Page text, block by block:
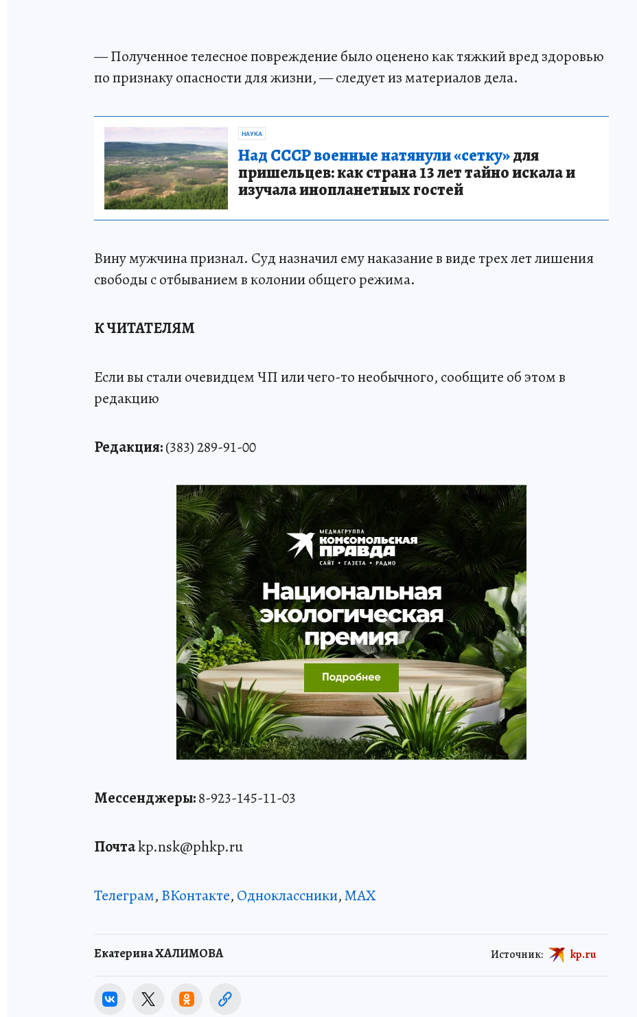
— Полученное телесное повреждение было оценено как тяжкий вред здоровью
по признаку опасности для жизни, — следует из материалов дела.
НАУКА
Над СССР военные натянули «сетку»для
пришельцев: как страна 13 лет тайно искала и
изучала инопланетных гостей
Вину мужчина признал. Суд назначил ему наказание в виде трех лет лишения
свободы с отбыванием в колонии общего режима.
К ЧИТАТЕЛЯМ
Если вы стали очевидцем ЧП или чего-то необычного, сообщите об этом в
редакцию
Редакция:(383) 289-91-00
Мессенджеры:8-923-145-11-03
Почтаkp.nsk@phkp.ru
Телеграм, ВКонтакте, Одноклассники,MAX
Екатерина ХАЛИМОВА Источник: kp.ru